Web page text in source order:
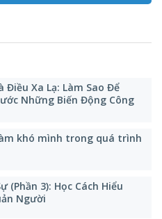
Điều Xa Lạ: Làm Sao Để
Những Biến Động Công
khó mình trong quá trình
(Phần 3): Học Cách Hiểu
Người